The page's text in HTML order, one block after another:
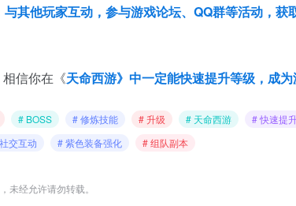
其他玩家互动，参与游戏论坛、QQ群等活动，获
信你在《天命西游》中一定能快速提升等级，成
# BOSS # 修炼技能 # 升级 # 天命西游 # 快速提
交互动 # 紫色装备强化 # 组队副本
未经允许请勿转载。